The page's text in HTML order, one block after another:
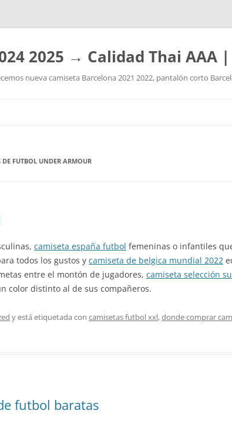
2025 → Calidad Thai AAA
nueva camiseta Barcelona 2021 2022, pantalón corto
FUTBOL UNDER ARMOUR
camiseta españa futbol femeninas o infantiles
todos los gustos y camiseta de belgica mundial 2022
entre el montón de jugadores, camiseta selección
color distinto al de sus compañeros.
y está etiquetada con camisetas futbol xxl,donde comprar
futbol baratas